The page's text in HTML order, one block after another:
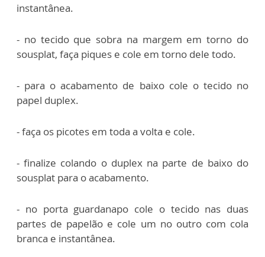
instantânea.
- no tecido que sobra na margem em torno do
sousplat, faça piques e cole em torno dele todo.
- para o acabamento de baixo cole o tecido no
papel duplex.
- faça os picotes em toda a volta e cole.
- finalize colando o duplex na parte de baixo do
sousplat para o acabamento.
- no porta guardanapo cole o tecido nas duas
partes de papelão e cole um no outro com cola
branca e instantânea.